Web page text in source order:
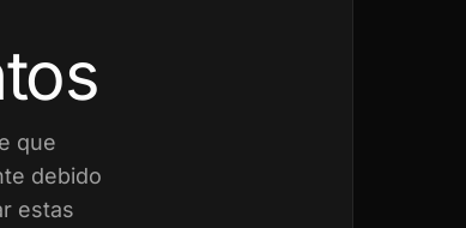
que
debido
estas